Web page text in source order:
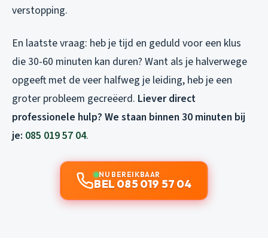
verstopping.
En laatste vraag: heb je tijd en geduld voor een klus
die 30-60 minuten kan duren? Want als je halverwege
opgeeft met de veer halfweg je leiding, heb je een
groter probleem gecreëerd. Liever direct
professionele hulp? We staan binnen 30 minuten bij
je: 085 019 57 04.
NU BEREIKBAAR
BEL 085 019 57 04